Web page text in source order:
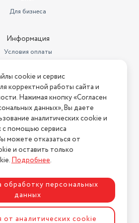
нет
есть
5
шитья
650
да
белый
Швейная машина LERAN 144
Инструкция по эксплуатации
Ручной
Для бизнеса
Информация
Условия оплаты
Условия возврата
на сайте? Напишите нам
"АстМаркет". У нас есть всё!
конфиденциальности
сайтаASTDESIGN
cookie и сервис
корректной работы сайта и
Нажимая кнопку «Согласен
данных», Вы даете
аналитических cookie и
с помощью сервиса
можете отказаться от
и оставить только
Подробнее.
обработку персональных
данных
от аналитических cookie